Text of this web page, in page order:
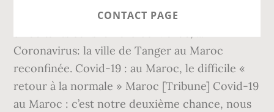
CONTACT PAGE
La ville de Tanger, ville d'environ un million
Coronavirus: la ville de Tanger au Maroc
reconfinée. Covid-19 : au Maroc, le difficile «
retour à la normale » Maroc [Tribune] Covid-19
au Maroc : c’est notre deuxième chance, nous